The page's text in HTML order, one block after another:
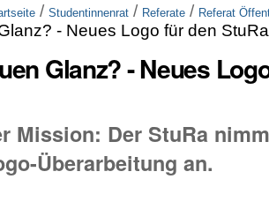
/ Studentinnenrat / Referate / Referat
- Neues Logo für den
Glanz? - Neues
Mission: Der StuRa
Überarbeitung an.